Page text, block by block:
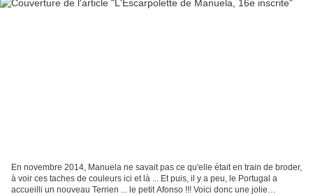
En novembre 2014, Manuela ne savait pas ce qu'elle était en train de broder,
à voir ces taches de couleurs ici et là ... Et puis, il y a peu, le Portugal a
accueilli un nouveau Terrien ... le petit Afonso !!! Voici donc une jolie